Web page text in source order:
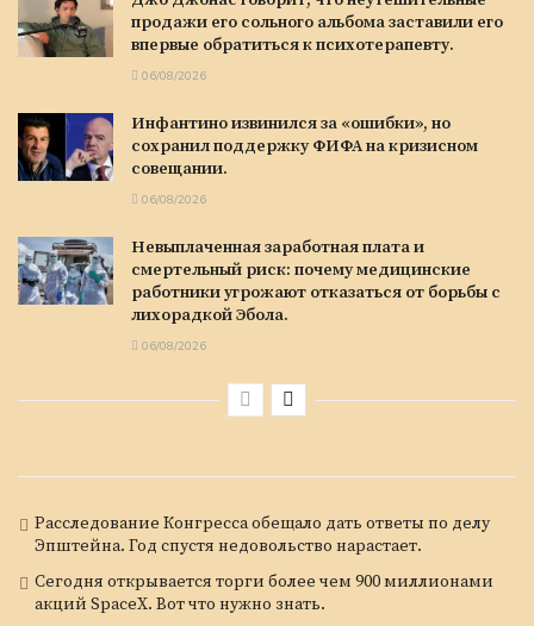
продажи его сольного альбома заставили его
впервые обратиться к психотерапевту.
06/08/2026
Инфантино извинился за «ошибки», но
сохранил поддержку ФИФА на кризисном
совещании.
06/08/2026
Невыплаченная заработная плата и
смертельный риск: почему медицинские
работники угрожают отказаться от борьбы с
лихорадкой Эбола.
06/08/2026
Расследование Конгресса обещало дать ответы по делу
Эпштейна. Год спустя недовольство нарастает.
Сегодня открывается торги более чем 900 миллионами
акций SpaceX. Вот что нужно знать.